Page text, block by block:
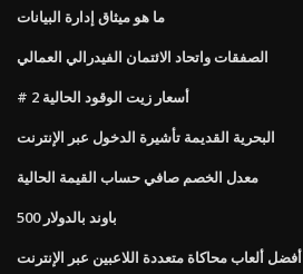
ما هو ميثاق إدارة البيانات
الصفقات واتحاد الائتمان الفيدرالي العمالي
# 2 أسعار زيت الوقود الحالية
البحرية القديمة تأشيرة الدخول عبر الإنترنت
معدل الخصم صافي حساب القيمة الحالية
500 باوند بالدولار
أفضل ألعاب محاكاة متعددة اللاعبين عبر الإنترنت